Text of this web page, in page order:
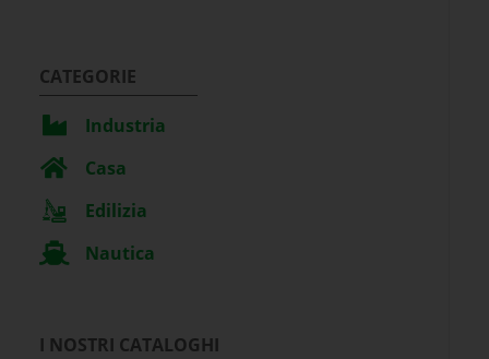
CATEGORIE
Industria
Casa
Edilizia
Nautica
I NOSTRI CATALOGHI